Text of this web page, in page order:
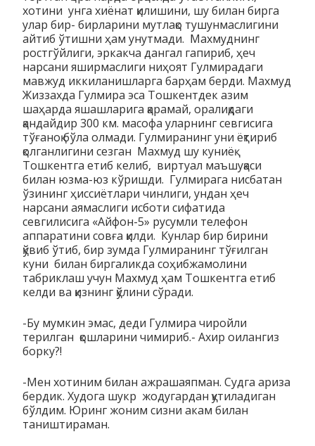
хотини унга хиёнат қилишини, шу билан бирга
улар бир- бирларини мутлақо тушунмаслигини
айтиб ўтишни ҳам унутмади. Махмуднинг
ростгўйлиги, эркакча дангал гапириб, ҳеч
нарсани яширмаслиги ниҳоят Гулмирадаги
мавжуд иккиланишларга барҳам берди. Махмуд
Жиззахда Гулмира эса Тошкентдек азим
шаҳарда яшашларига қарамай, оралиқдаги
қандайдир 300 км. масофа уларнинг севгисига
тўғаноқ бўла олмади. Гулмиранинг уни ёқтириб
қолганлигини сезган Махмуд шу куниёқ
Тошкентга етиб келиб, виртуал маъшуқаси
билан юзма-юз кўришди. Гулмирага нисбатан
ўзининг ҳиссиётлари чинлиги, ундан ҳеч
нарсани аямаслиги исботи сифатида
севгилисига «Айфон-5» русумли телефон
аппаратини совға қилди. Кунлар бир бирини
қўвиб ўтиб, бир зумда Гулмиранинг тўғилган
куни билан биргаликда соҳибжамолини
табриклаш учун Махмуд ҳам Тошкентга етиб
келди ва қизнинг қўлини сўради.
-Бу мумкин эмас, деди Гулмира чиройли
терилган қошларини чимириб.- Ахир оилангиз
борку?!
-Мен хотиним билан ажрашаяпман. Судга ариза
бердик. Худога шукр жодугардан қутиладиган
бўлдим. Юринг жоним сизни акам билан
таништираман.